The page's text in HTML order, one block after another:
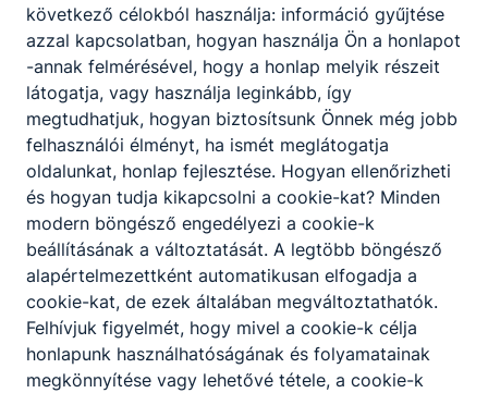
következő célokból használja: információ gyűjtése
azzal kapcsolatban, hogyan használja Ön a honlapot
-annak felmérésével, hogy a honlap melyik részeit
látogatja, vagy használja leginkább, így
megtudhatjuk, hogyan biztosítsunk Önnek még jobb
felhasználói élményt, ha ismét meglátogatja
oldalunkat, honlap fejlesztése. Hogyan ellenőrizheti
és hogyan tudja kikapcsolni a cookie-kat? Minden
modern böngésző engedélyezi a cookie-k
beállításának a változtatását. A legtöbb böngésző
alapértelmezettként automatikusan elfogadja a
cookie-kat, de ezek általában megváltoztathatók.
Felhívjuk figyelmét, hogy mivel a cookie-k célja
honlapunk használhatóságának és folyamatainak
megkönnyítése vagy lehetővé tétele, a cookie-k